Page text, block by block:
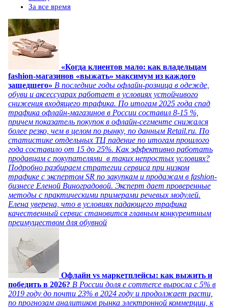
За все время
«Когда клиентов мало: как владельцам
fashion-магазинов «выжать» максимум из каждого
зашедшего» В последние годы офлайн-розница в одежде,
обуви и аксессуарах работает в условиях устойчивого
снижения входящего трафика. По итогам 2025 года спад
трафика офлайн-магазинов в России составил 8-15 %,
причем показатель покупок в офлайн-сегменте снижался
более резко, чем в целом по рынку, по данным Retail.ru. По
статистике отдельных ТЦ падение по итогам прошлого
года составило от 15 до 25%. Как эффективно работать
продавцам с покупателями в таких непростых условиях?
Подробно разбираем стратегии сервиса при низком
трафике с экспертом SR по закупкам и продажам в fashion-
бизнесе Еленой Виноградовой. Эксперт дает проверенные
методы с практическими примерами речевых модулей.
Елена уверена, что в условиях падающего трафика
качественный сервис становится главным конкурентным
преимуществом для обувной
Офлайн vs маркетплейсы: как выжить и
победить в 2026? В России доля e commerce выросла с 5% в
2019 году до почти 23% в 2024 году и продолжает расти,
по прогнозам аналитиков рынка электронной коммерции, к